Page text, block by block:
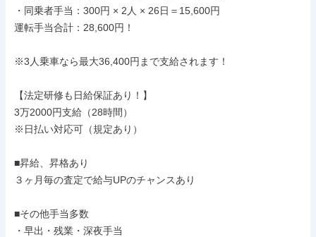
・同乗者手当：300円 × 2人 × 26日＝15,600円
運転手当合計：28,600円！
※3人乗車なら最大36,400円まで支給されます！
【法定研修も日給保証あり！】
3万2000円支給（28時間）
※日払い対応可（規定あり）
■昇給、昇格あり
３ヶ月毎の査定で給与UPのチャンスあり
■その他手当多数
・早出・残業・深夜手当